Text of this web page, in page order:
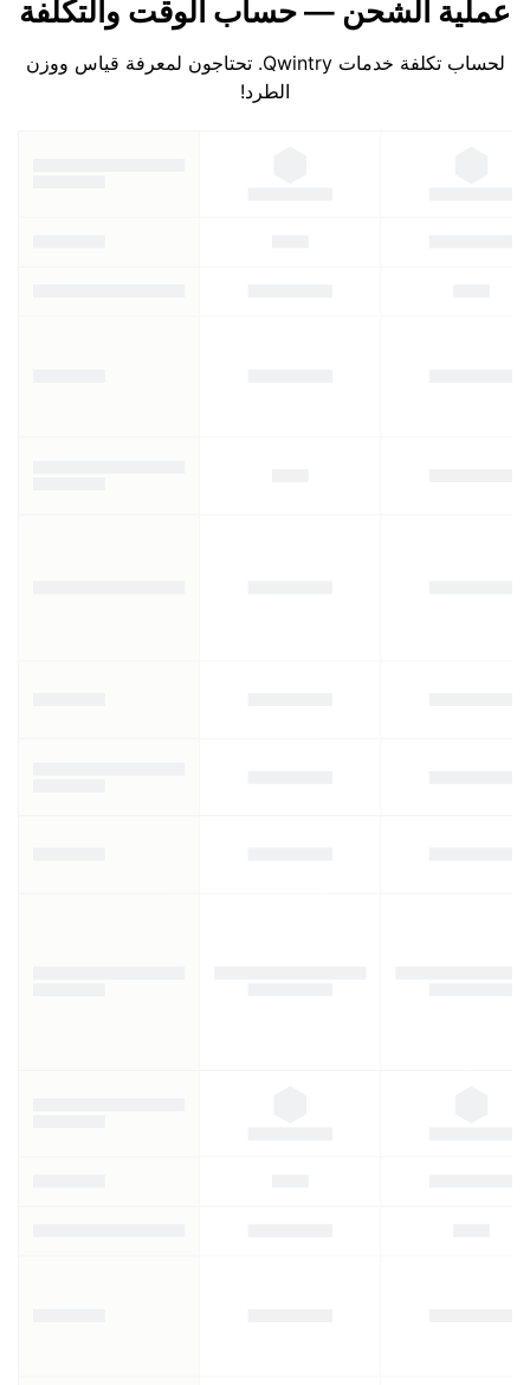
عملية الشحن — حساب الوقت والتكلفة
لحساب تكلفة خدمات Qwintry. تحتاجون لمعرفة قياس ووزن
الطرد!